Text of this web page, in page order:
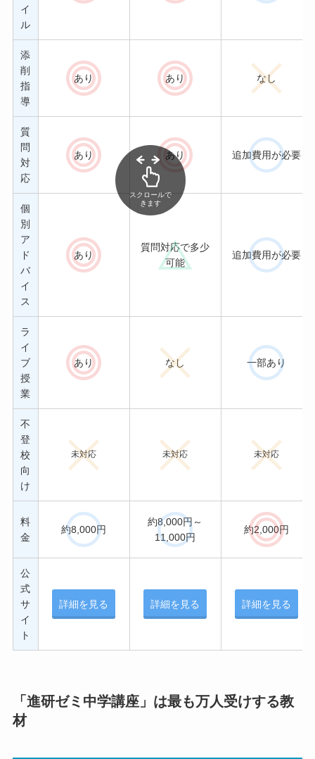
イ
ル
添
削
指
導
あり あり なし
質
問
対
応
あり あり 追加費用が必要
個
別
ア
ド
バ
イ
ス
あり
質問対応で多少
可能
追加費用が必要
ラ
イ
ブ
授
業
あり なし 一部あり
不
登
校
向
け
未対応 未対応 未対応
料
金
約8,000円
約8,000円～
11,000円
約2,000円
公
式
サ
イ
ト
詳細を見る 詳細を見る 詳細を見る
スクロールで
きます
「進研ゼミ中学講座」は最も万人受けする教
材